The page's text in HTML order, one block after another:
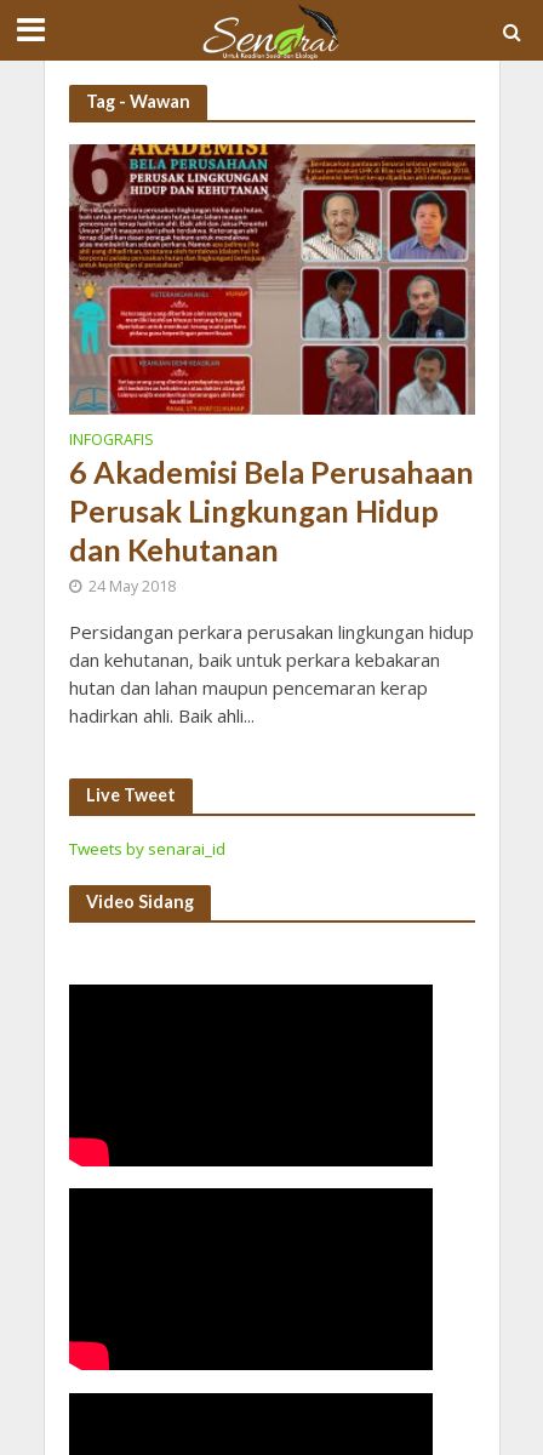
Tag - Wawan
INFOGRAFIS
6 Akademisi Bela Perusahaan
Perusak Lingkungan Hidup
dan Kehutanan
24 May 2018
Persidangan perkara perusakan lingkungan hidup
dan kehutanan, baik untuk perkara kebakaran
hutan dan lahan maupun pencemaran kerap
hadirkan ahli. Baik ahli...
Live Tweet
Tweets by senarai_id
Video Sidang